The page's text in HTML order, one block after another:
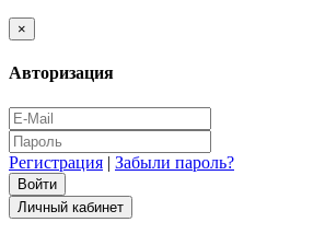
×
Авторизация
Регистрация | Забыли пароль?
Личный кабинет